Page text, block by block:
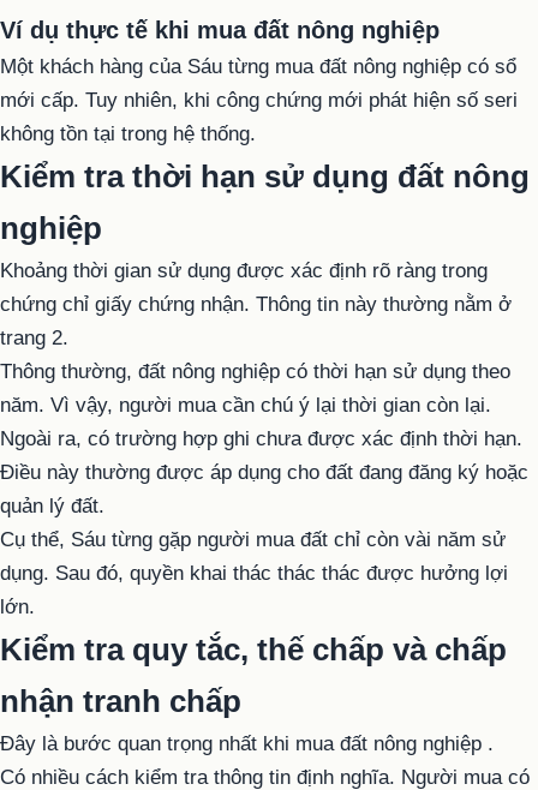
Ví dụ thực tế khi mua đất nông nghiệp
Một khách hàng của Sáu từng mua đất nông nghiệp có sổ
mới cấp. Tuy nhiên, khi công chứng mới phát hiện số seri
không tồn tại trong hệ thống.
Kiểm tra thời hạn sử dụng đất nông
nghiệp
Khoảng thời gian sử dụng được xác định rõ ràng trong
chứng chỉ giấy chứng nhận. Thông tin này thường nằm ở
trang 2.
Thông thường, đất nông nghiệp có thời hạn sử dụng theo
năm. Vì vậy, người mua cần chú ý lại thời gian còn lại.
Ngoài ra, có trường hợp ghi chưa được xác định thời hạn.
Điều này thường được áp dụng cho đất đang đăng ký hoặc
quản lý đất.
Cụ thể, Sáu từng gặp người mua đất chỉ còn vài năm sử
dụng. Sau đó, quyền khai thác thác thác được hưởng lợi
lớn.
Kiểm tra quy tắc, thế chấp và chấp
nhận tranh chấp
Đây là bước quan trọng nhất khi mua đất nông nghiệp .
Có nhiều cách kiểm tra thông tin định nghĩa. Người mua có